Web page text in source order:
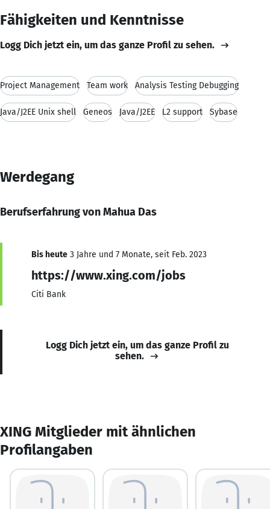
Fähigkeiten und Kenntnisse
Logg Dich jetzt ein, um das ganze Profil zu sehen.
Project Management Team work Analysis Testing Debugging
Java/J2EE Unix shell Geneos Java/J2EE L2 support Sybase
Werdegang
Berufserfahrung von Mahua Das
Bis heute 3 Jahre und 7 Monate, seit Feb. 2023
https://www.xing.com/jobs
Citi Bank
Logg Dich jetzt ein, um das ganze Profil zu
sehen.
XING Mitglieder mit ähnlichen
Profilangaben